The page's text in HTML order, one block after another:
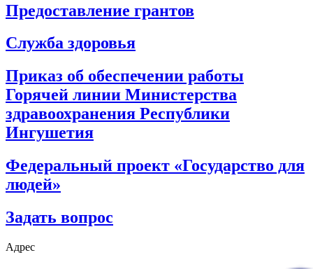
Предоставление грантов
Служба здоровья
Приказ об обеспечении работы
Горячей линии Министерства
здравоохранения Республики
Ингушетия
Федеральный проект «Государство для
людей»
Задать вопрос
Адрес